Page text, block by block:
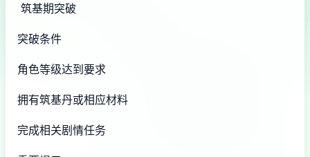
筑基期突破
突破条件
角色等级达到要求
拥有筑基丹或相应材料
完成相关剧情任务